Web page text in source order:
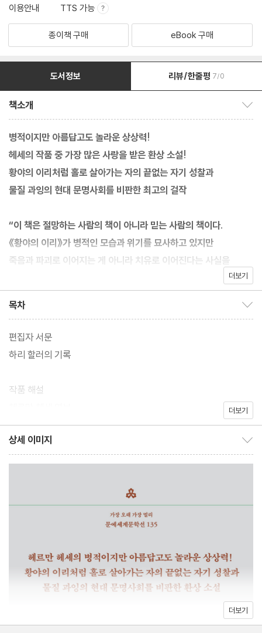
이용안내 TTS 가능
종이책 구매 eBook 구매
도서정보 리뷰/한줄평 7/0
책소개
병적이지만 아름답고도 놀라운 상상력!
헤세의 작품 중 가장 많은 사랑을 받은 환상 소설!
황야의 이리처럼 홀로 살아가는 자의 끝없는 자기 성찰과
물질 과잉의 현대 문명사회를 비판한 최고의 걸작
“이 책은 절망하는 사람의 책이 아니라 믿는 사람의 책이다.
《황야의 이리》가 병적인 모습과 위기를 묘사하고 있지만
죽음과 파괴로 이어지는 게 아니라 치유로 이어진다는 사실을
헤르만 헤세는 작품에서 일관되게 새로운 가치 기준을 찾지 못한 채
방황하는 주인공이 자신의 내면에서 삶의 방향을 찾아가며 성장하
는 이야기를 진정성 있고 섬세하게 그려낸다. 헤세의 그 어떤 소설보
는다. 인간 존재의 고독과 자아의 이중성, 삶과 죽음에 대한 깊은 성
주인공 하리 할러는 현대 사회 속에서 고립감과 자아의 혼란을 겪으
며 자신이 속한 사회에 적응하지 못한다. 그는 문명화된 존재인 동시
라는 두 가지 본성을 가졌다고 여기는 그의 내적 분열은 깊은 고독과
자아 상실로 이어진다. 하지만 우연히 ‘검은 독수리’라는 술집에서
헤르미네를 만나 춤을 배우고 가면무도회와 마술 극장에 가면서 자
★ 노벨문학상 수상 작가
★ 고통과 고립을 잔인할 정도로 명료하게 묘사한다. 하지만 덜 화
려하지만 훨씬 더 중요한 것, 바로 치유를 가장 설득력 있게 설명하
더보기
목차
편집자 서문
하리 할러의 기록
작품 해설
더보기
상세 이미지
더보기